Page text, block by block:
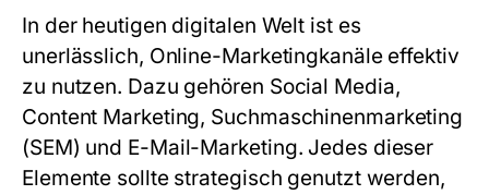
In der heutigen digitalen Welt ist es
unerlässlich, Online-Marketingkanäle effektiv
zu nutzen. Dazu gehören Social Media,
Content Marketing, Suchmaschinenmarketing
(SEM) und E-Mail-Marketing. Jedes dieser
Elemente sollte strategisch genutzt werden,